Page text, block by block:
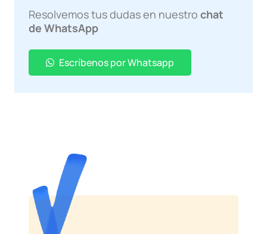
Resolvemos tus dudas en nuestro chat
de WhatsApp
Escríbenos por Whatsapp